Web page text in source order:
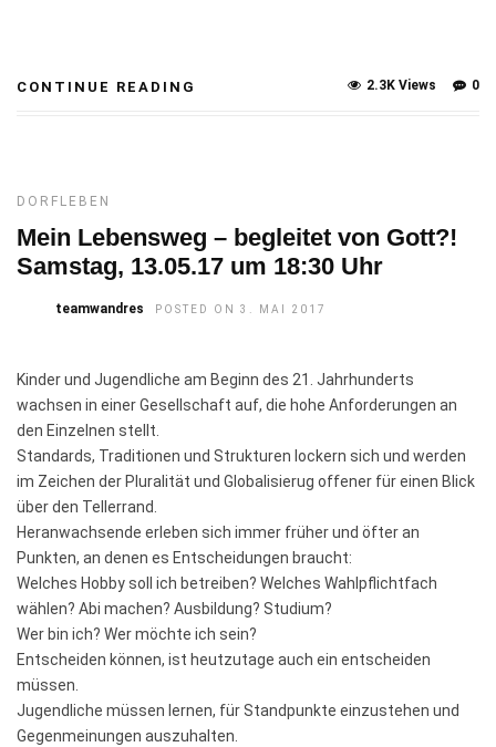
CONTINUE READING 0
2.3K Views
DORFLEBEN
Mein Lebensweg – begleitet von Gott?!
Samstag, 13.05.17 um 18:30 Uhr
teamwandres POSTED ON 3. MAI 2017
Kinder und Jugendliche am Beginn des 21. Jahrhunderts
wachsen in einer Gesellschaft auf, die hohe Anforderungen an
den Einzelnen stellt.
Standards, Traditionen und Strukturen lockern sich und werden
im Zeichen der Pluralität und Globalisierug offener für einen Blick
über den Tellerrand.
Heranwachsende erleben sich immer früher und öfter an
Punkten, an denen es Entscheidungen braucht:
Welches Hobby soll ich betreiben? Welches Wahlpflichtfach
wählen? Abi machen? Ausbildung? Studium?
Wer bin ich? Wer möchte ich sein?
Entscheiden können, ist heutzutage auch ein entscheiden
müssen.
Jugendliche müssen lernen, für Standpunkte einzustehen und
Gegenmeinungen auszuhalten.